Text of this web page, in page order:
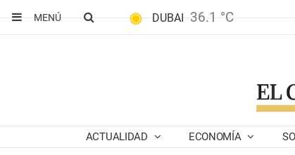
MENÚ
DUBAI 36.1 °C
ACTUALIDAD ECONOMÍA